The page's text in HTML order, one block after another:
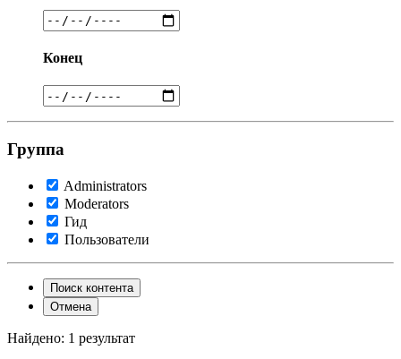
Конец
Группа
Administrators
Moderators
Гид
Пользователи
Поиск контента
Отмена
Найдено: 1 результат